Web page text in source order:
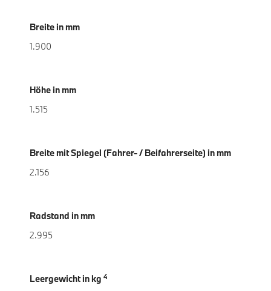
Breite in mm
1.900
Höhe in mm
1.515
Breite mit Spiegel (Fahrer- / Beifahrerseite) in mm
2.156
Radstand in mm
2.995
Leergewicht in kg 4